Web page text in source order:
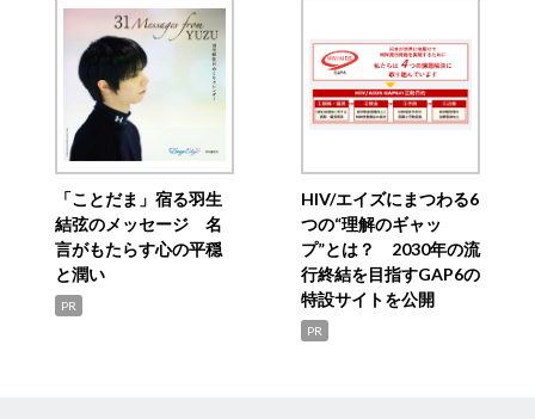
「ことだま」宿る羽生
結弦のメッセージ 名
言がもたらす心の平穏
と潤い
PR
HIV/エイズにまつわる6
つの“理解のギャッ
プ”とは？ 2030年の流
行終結を目指すGAP6の
特設サイトを公開
PR